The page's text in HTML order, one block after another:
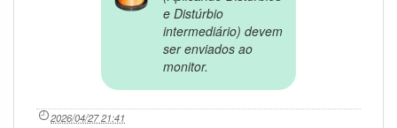
e Distúrbio
intermediário) devem
ser enviados ao
monitor.
2026/04/27 21:41